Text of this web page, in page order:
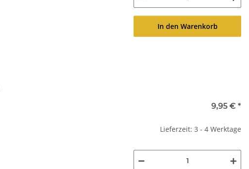
In den Warenkorb
9,95 € *
Lieferzeit: 3 - 4 Werktage